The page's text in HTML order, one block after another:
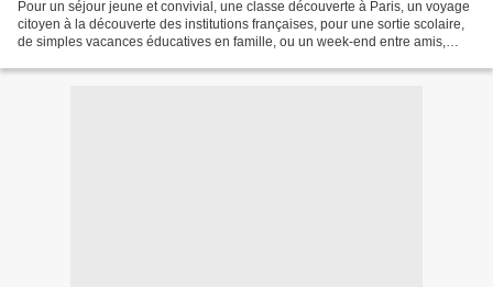
Pour un séjour jeune et convivial, une classe découverte à Paris, un voyage
citoyen à la découverte des institutions françaises, pour une sortie scolaire,
de simples vacances éducatives en famille, ou un week-end entre amis,